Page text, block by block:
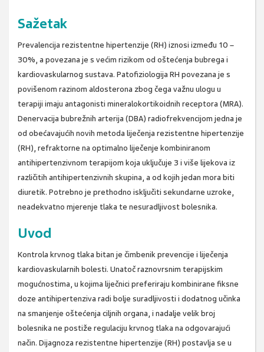
Sažetak
Prevalencija rezistentne hipertenzije (RH) iznosi između 10 –
30%, a povezana je s većim rizikom od oštećenja bubrega i
kardiovaskularnog sustava. Patofiziologija RH povezana je s
povišenom razinom aldosterona zbog čega važnu ulogu u
terapiji imaju antagonisti mineralokortikoidnih receptora (MRA).
Denervacija bubrežnih arterija (DBA) radiofrekvencijom jedna je
od obećavajućih novih metoda liječenja rezistentne hipertenzije
(RH), refraktorne na optimalno liječenje kombiniranom
antihipertenzivnom terapijom koja uključuje 3 i više lijekova iz
različitih antihipertenzivnih skupina, a od kojih jedan mora biti
diuretik. Potrebno je prethodno isključiti sekundarne uzroke,
neadekvatno mjerenje tlaka te nesuradljivost bolesnika.
Uvod
Kontrola krvnog tlaka bitan je čimbenik prevencije i liječenja
kardiovaskularnih bolesti. Unatoč raznovrsnim terapijskim
mogućnostima, u kojima liječnici preferiraju kombinirane fiksne
doze antihipertenziva radi bolje suradljivosti i dodatnog učinka
na smanjenje oštećenja ciljnih organa, i nadalje velik broj
bolesnika ne postiže regulaciju krvnog tlaka na odgovarajući
način. Dijagnoza rezistentne hipertenzije (RH) postavlja se u